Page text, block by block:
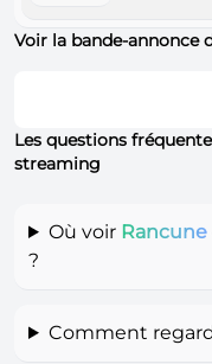
Voir la bande-annonce
Les questions
streaming
Où voir Rancune
?
Comment